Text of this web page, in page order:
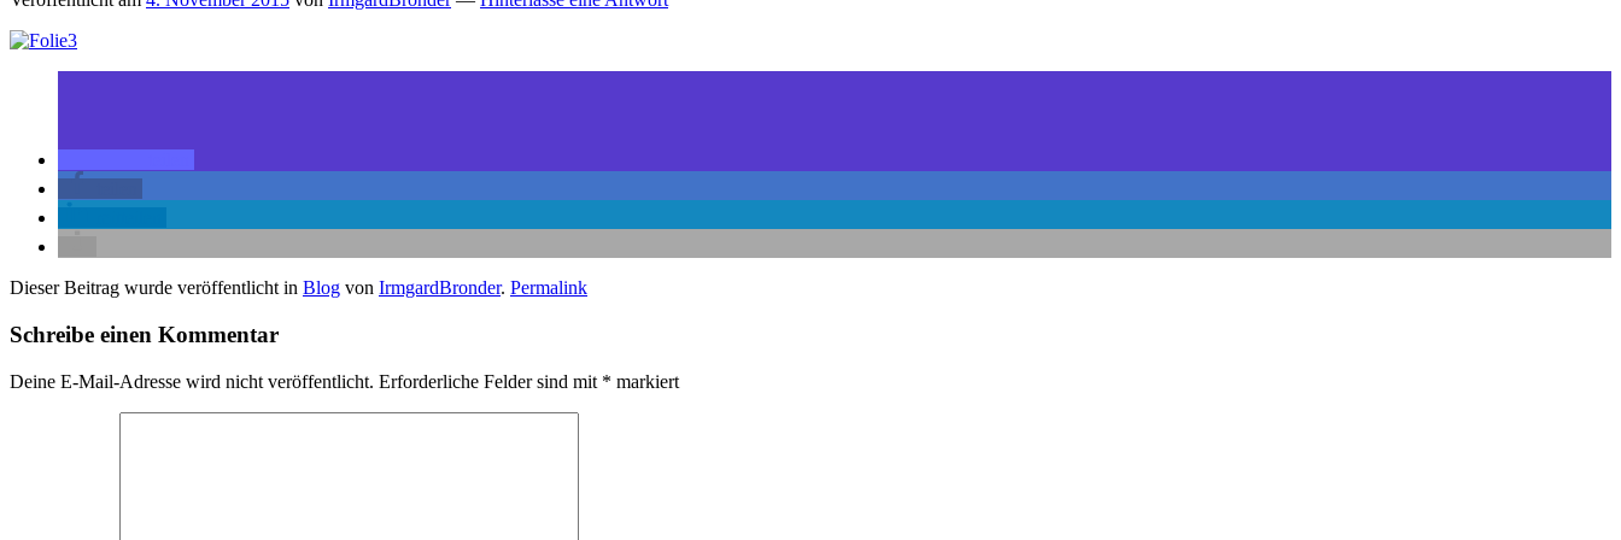
Dieser Beitrag wurde veröffentlicht in Blog von IrmgardBronder. Permalink
Schreibe einen Kommentar
Deine E-Mail-Adresse wird nicht veröffentlicht. Erforderliche Felder sind mit * markiert